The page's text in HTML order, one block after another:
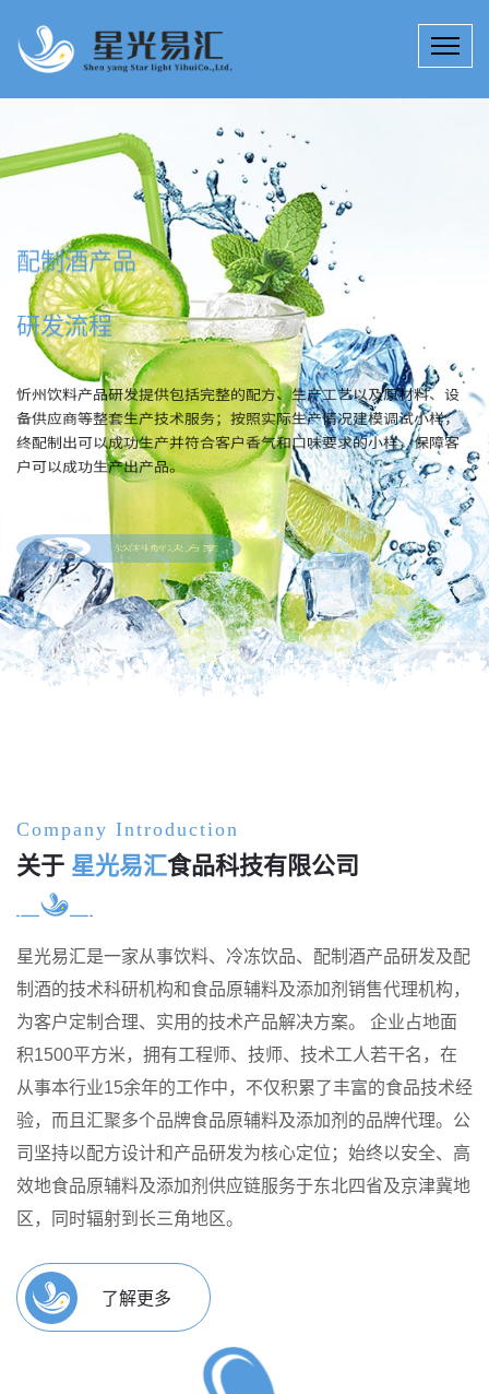
配制酒产品
研发流程
忻州饮料产品研发提供包括完整的配方、生产工艺以及原材料、设
备供应商等整套生产技术服务；按照实际生产情况建模调试小样，
终配制出可以成功生产并符合客户香气和口味要求的小样，保障客
户可以成功生产出产品。
饮料解决方案
Company Introduction
关于 星光易汇食品科技有限公司
星光易汇是一家从事饮料、冷冻饮品、配制酒产品研发及配
制酒的技术科研机构和食品原辅料及添加剂销售代理机构，
为客户定制合理、实用的技术产品解决方案。 企业占地面
积1500平方米，拥有工程师、技师、技术工人若干名，在
从事本行业15余年的工作中，不仅积累了丰富的食品技术经
验，而且汇聚多个品牌食品原辅料及添加剂的品牌代理。公
司坚持以配方设计和产品研发为核心定位；始终以安全、高
效地食品原辅料及添加剂供应链服务于东北四省及京津冀地
区，同时辐射到长三角地区。
了解更多